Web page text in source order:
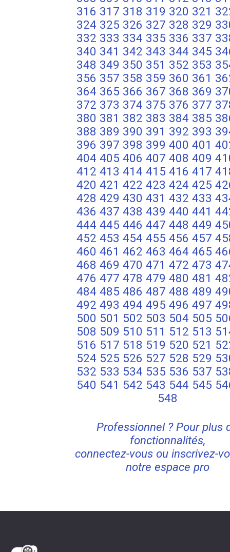
316 317 318 319 320 321
324 325 326 327 328 329
332 333 334 335 336 337
340 341 342 343 344 345
348 349 350 351 352 353
356 357 358 359 360 361
364 365 366 367 368 369
372 373 374 375 376 377
380 381 382 383 384 385
388 389 390 391 392 393
396 397 398 399 400 401
404 405 406 407 408 409
412 413 414 415 416 417
420 421 422 423 424 425
428 429 430 431 432 433
436 437 438 439 440 441
444 445 446 447 448 449
452 453 454 455 456 457
460 461 462 463 464 465
468 469 470 471 472 473
476 477 478 479 480 481
484 485 486 487 488 489
492 493 494 495 496 497
500 501 502 503 504 505
508 509 510 511 512 513
516 517 518 519 520 521
524 525 526 527 528 529
532 533 534 535 536 537
540 541 542 543 544 545
548
Professionnel ? Pour plus
fonctionnalités,
connectez-vous ou inscrivez-
notre espace pro